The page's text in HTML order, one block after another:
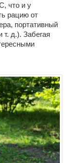
что и у
рацию от
портативный
д.). Забегая